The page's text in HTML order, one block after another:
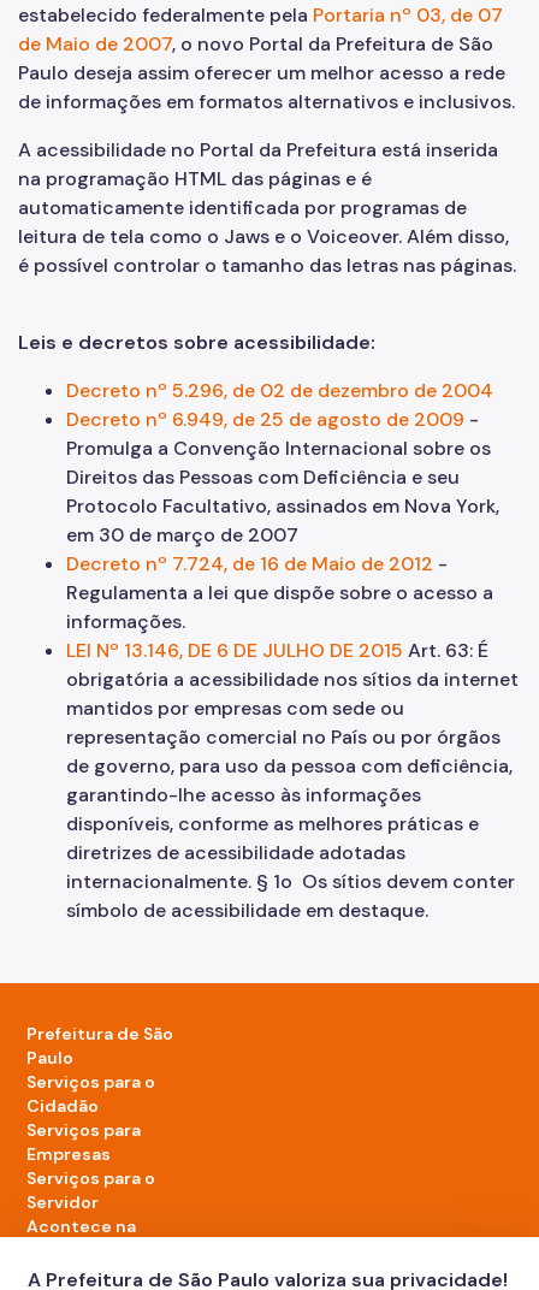
estabelecido federalmente pela Portaria nº 03, de 07
de Maio de 2007, o novo Portal da Prefeitura de São
Paulo deseja assim oferecer um melhor acesso a rede
de informações em formatos alternativos e inclusivos.
A acessibilidade no Portal da Prefeitura está inserida
na programação HTML das páginas e é
automaticamente identificada por programas de
leitura de tela como o Jaws e o Voiceover. Além disso,
é possível controlar o tamanho das letras nas páginas.
Leis e decretos sobre acessibilidade:
Decreto nº 5.296, de 02 de dezembro de 2004
Decreto nº 6.949, de 25 de agosto de 2009 -
Promulga a Convenção Internacional sobre os
Direitos das Pessoas com Deficiência e seu
Protocolo Facultativo, assinados em Nova York,
em 30 de março de 2007
Decreto nº 7.724, de 16 de Maio de 2012 -
Regulamenta a lei que dispõe sobre o acesso a
informações.
LEI Nº 13.146, DE 6 DE JULHO DE 2015 Art. 63: É
obrigatória a acessibilidade nos sítios da internet
mantidos por empresas com sede ou
representação comercial no País ou por órgãos
de governo, para uso da pessoa com deficiência,
garantindo-lhe acesso às informações
disponíveis, conforme as melhores práticas e
diretrizes de acessibilidade adotadas
internacionalmente. § 1o Os sítios devem conter
símbolo de acessibilidade em destaque.
Prefeitura de São
Paulo
Serviços para o
Cidadão
Serviços para
Empresas
Serviços para o
Servidor
Acontece na
A Prefeitura de São Paulo valoriza sua privacidade!